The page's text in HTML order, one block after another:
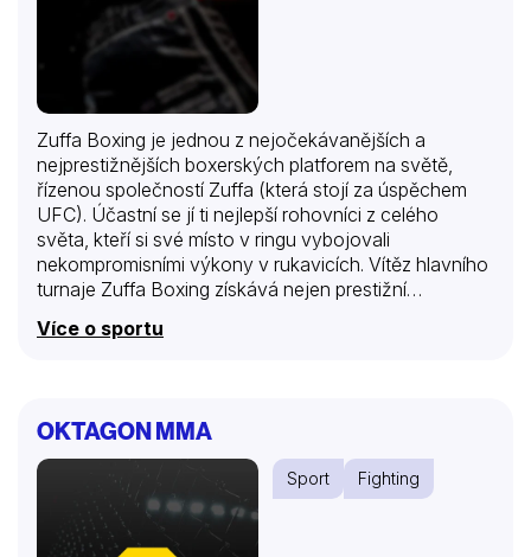
Zuffa Boxing je jednou z nejočekávanějších a
nejprestižnějších boxerských platforem na světě,
řízenou společností Zuffa (která stojí za úspěchem
UFC). Účastní se jí ti nejlepší rohovníci z celého
světa, kteří si své místo v ringu vybojovali
nekompromisními výkony v rukavicích. Vítěz hlavního
turnaje Zuffa Boxing získává nejen prestižní
globálním žebříčku a možnost sjednotit tituly s dalšími
Více o sportu
OKTAGON MMA
Sport Fighting